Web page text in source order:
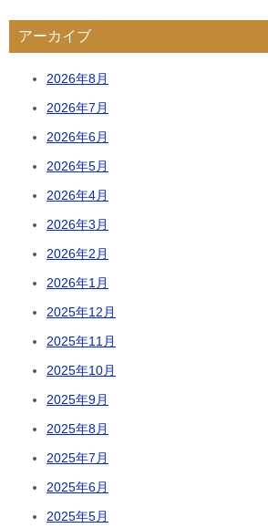
アーカイブ
2026年8月
2026年7月
2026年6月
2026年5月
2026年4月
2026年3月
2026年2月
2026年1月
2025年12月
2025年11月
2025年10月
2025年9月
2025年8月
2025年7月
2025年6月
2025年5月